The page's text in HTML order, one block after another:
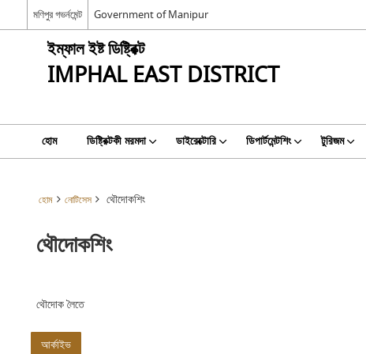
মণিপুর গভর্নমেন্ট Government of Manipur
ইম্ফাল ইষ্ট ডিষ্ট্রিক্ট
IMPHAL EAST DISTRICT
হোম ডিষ্ট্রিক্টকী মরমদা ডাইরেক্টোরি ডিপার্টমেন্টশিং টুরিজম
হোম নোটিসেস থৌদোকশিং
থৌদোকশিং
থৌদোক লৈতে
আর্কাইভ